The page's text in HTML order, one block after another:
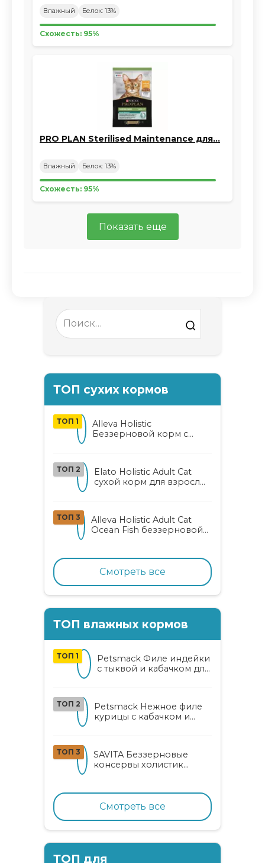
Влажный Белок: 13%
Схожесть: 95%
PRO PLAN Sterilised Maintenance для…
Влажный Белок: 13%
Схожесть: 95%
Показать еще
Search
for:
ТОП сухих кормов
ТОП 1
Alleva Holistic
Беззерновой корм с
ТОП 2
Elato Holistic Adult Cat
сухой корм для взрослых
ТОП 3
Alleva Holistic Adult Cat
Ocean Fish беззерновой
рыбой, коноплей и алоэ
вера
Смотреть все
ТОП влажных кормов
ТОП 1
Petsmack Филе индейки
с тыквой и кабачком для
ТОП 2
Petsmack Нежное филе
курицы с кабачком и
ТОП 3
SAVITA Беззерновые
консервы холистик
Смотреть все
ТОП для